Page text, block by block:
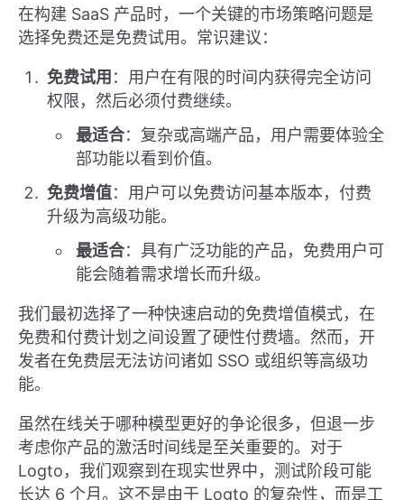
在构建 SaaS 产品时，一个关键的市场策略问题是
选择免费还是免费试用。常识建议：
免费试用 ：用户在有限的时间内获得完全访问
权限，然后必须付费继续。
最适合：复杂或高端产品，用户需要体验全
部功能以看到价值。
免费增值：用户可以免费访问基本版本，付费
升级为高级功能。
最适合：具有广泛功能的产品，免费用户可
能会随着需求增长而升级。
我们最初选择了一种快速启动的免费增值模式，在
免费和付费计划之间设置了硬性付费墙。然而，开
发者在免费层无法访问诸如 SSO 或组织等高级功
能。
虽然在线关于哪种模型更好的争论很多，但退一步
考虑你产品的激活时间线是至关重要的。对于
Logto，我们观察到在现实世界中，测试阶段可能
长达 6 个月。这不是由于 Logto 的复杂性，而是工